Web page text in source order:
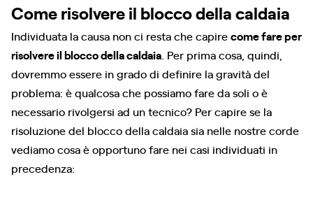
Come risolvere il blocco della caldaia
Individuata la causa non ci resta che capirecome fare per
risolvere il blocco della caldaia . Per prima cosa, quindi,
dovremmo essere in grado di definire la gravità del
problema: è qualcosa che possiamo fare da soli o è
necessario rivolgersi ad un tecnico? Per capire se la
risoluzione del blocco della caldaia sia nelle nostre corde
vediamo cosa è opportuno fare nei casi individuati in
precedenza: